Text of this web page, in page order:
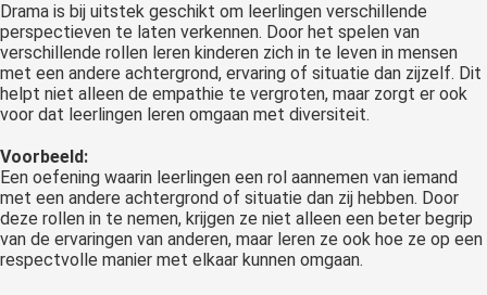
Drama is bij uitstek geschikt om leerlingen verschillende
perspectieven te laten verkennen. Door het spelen van
verschillende rollen leren kinderen zich in te leven in mensen
met een andere achtergrond, ervaring of situatie dan zijzelf. Dit
helpt niet alleen de empathie te vergroten, maar zorgt er ook
voor dat leerlingen leren omgaan met diversiteit.
Voorbeeld:
Een oefening waarin leerlingen een rol aannemen van iemand
met een andere achtergrond of situatie dan zij hebben. Door
deze rollen in te nemen, krijgen ze niet alleen een beter begrip
van de ervaringen van anderen, maar leren ze ook hoe ze op een
respectvolle manier met elkaar kunnen omgaan.